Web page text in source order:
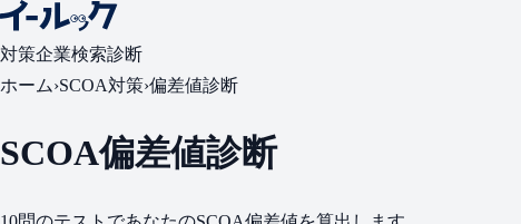
対策企業検索診断
ホーム›SCOA対策›偏差値診断
SCOA偏差値診断